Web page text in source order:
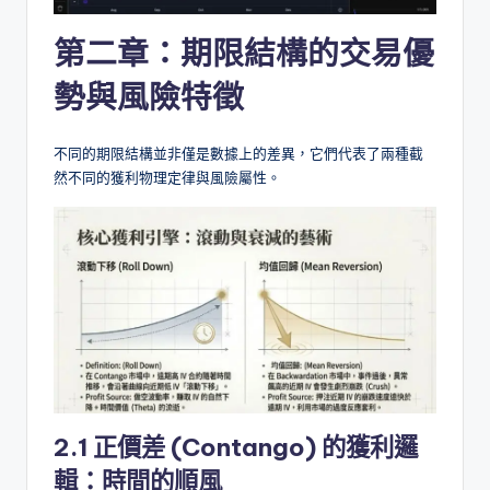
第二章：期限結構的交易優
勢與風險特徵
不同的期限結構並非僅是數據上的差異，它們代表了兩種截
然不同的獲利物理定律與風險屬性。
2.1 正價差 (Contango) 的獲利邏
輯：時間的順風